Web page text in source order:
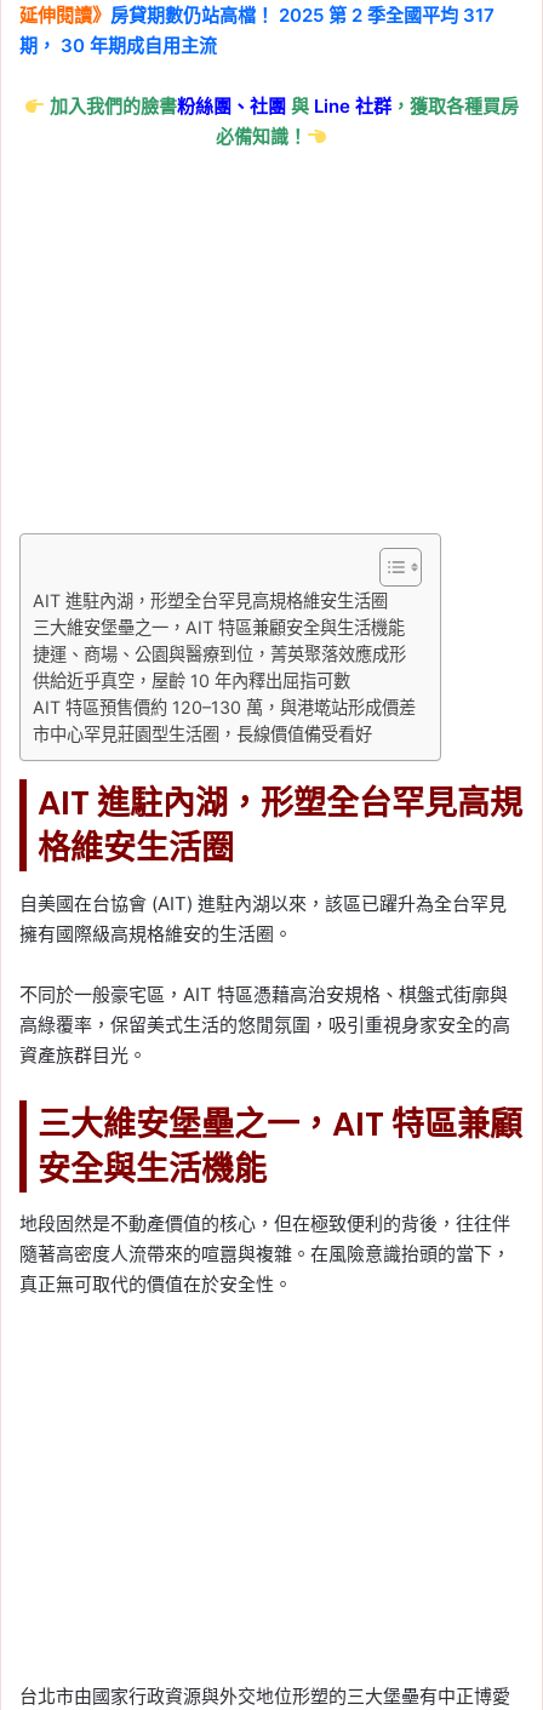
延伸閱讀》 房貸期數仍站高檔！ 2025 第 2 季全國平均 317
期， 30 年期成自用主流
加入我們的臉書粉絲團、社團與 Line社群 ，獲取各種買房
必備知識！
AIT 進駐內湖，形塑全台罕見高規格維安生活圈
三大維安堡壘之一，AIT 特區兼顧安全與生活機能
捷運、商場、公園與醫療到位，菁英聚落效應成形
供給近乎真空，屋齡 10 年內釋出屈指可數
AIT 特區預售價約 120–130 萬，與港墘站形成價差
市中心罕見莊園型生活圈，長線價值備受看好
AIT 進駐內湖，形塑全台罕見高規
格維安生活圈
自美國在台協會 (AIT) 進駐內湖以來，該區已躍升為全台罕見
擁有國際級高規格維安的生活圈。
不同於一般豪宅區，AIT 特區憑藉高治安規格、棋盤式街廓與
高綠覆率，保留美式生活的悠閒氛圍，吸引重視身家安全的高
資產族群目光。
三大維安堡壘之一，AIT 特區兼顧
安全與生活機能
地段固然是不動產價值的核心，但在極致便利的背後，往往伴
隨著高密度人流帶來的喧囂與複雜。在風險意識抬頭的當下，
真正無可取代的價值在於安全性。
台北市由國家行政資源與外交地位形塑的三大堡壘有中正博愛